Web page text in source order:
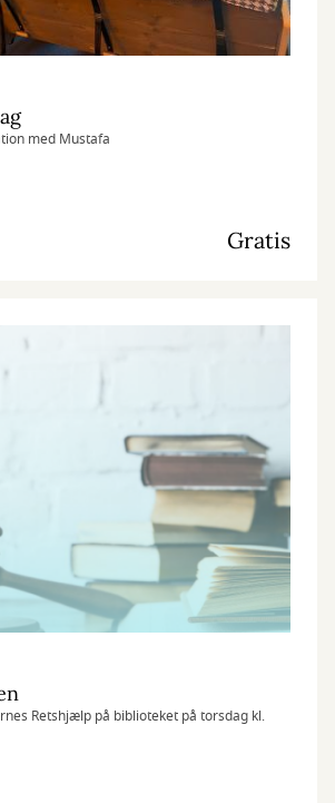
med Mustafa
Gratis
Retshjælp på biblioteket på torsdag kl.